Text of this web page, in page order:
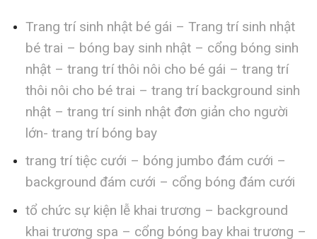
Trang trí sinh nhật bé gái – Trang trí sinh nhật
bé trai – bóng bay sinh nhật – cổng bóng sinh
nhật – trang trí thôi nôi cho bé gái – trang trí
thôi nôi cho bé trai – trang trí background sinh
nhật – trang trí sinh nhật đơn giản cho người
lớn- trang trí bóng bay
trang trí tiệc cưới – bóng jumbo đám cưới –
background đám cưới – cổng bóng đám cưới
tổ chức sự kiện lễ khai trương – background
khai trương spa – cổng bóng bay khai trương –